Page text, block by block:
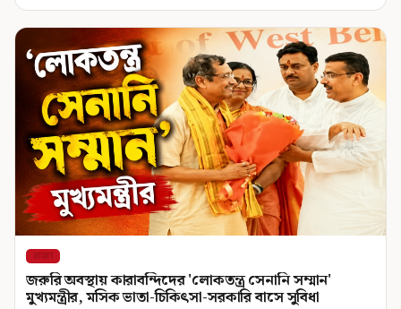
রাজ্য
জরুরি অবস্থায় কারাবন্দিদের 'লোকতন্ত্র সেনানি সম্মান'
মুখ্যমন্ত্রীর, মসিক ভাতা-চিকিৎসা-সরকারি বাসে সুবিধা